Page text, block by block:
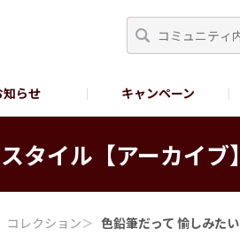
知らせ キャンペーン
タイル​【アーカイブ】
コレクション＞ 色鉛筆だって 愉しみたい